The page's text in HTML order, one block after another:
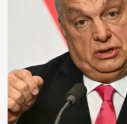
Kiderült,
gyilkosa a
amerikai...